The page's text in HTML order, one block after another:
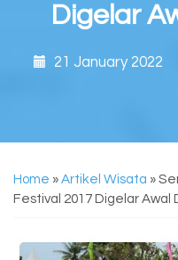
Digelar
21 January 2022
Home »Artikel Wisata »
Festival 2017 Digelar Awal